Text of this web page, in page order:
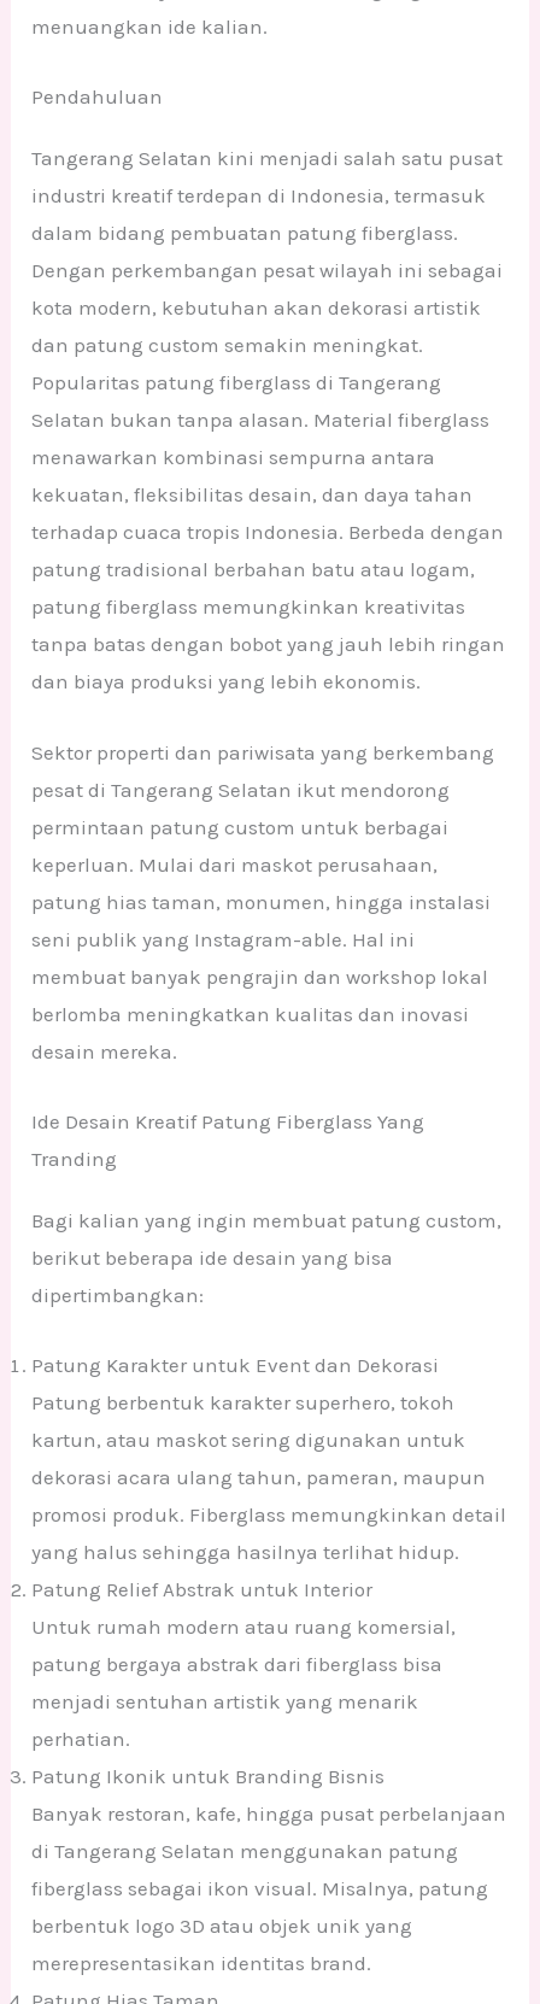
menuangkan ide kalian.
Pendahuluan
Tangerang Selatan kini menjadi salah satu pusat
industri kreatif terdepan di Indonesia, termasuk
dalam bidang pembuatan patung fiberglass.
Dengan perkembangan pesat wilayah ini sebagai
kota modern, kebutuhan akan dekorasi artistik
dan patung custom semakin meningkat.
Popularitas patung fiberglass di Tangerang
Selatan bukan tanpa alasan. Material fiberglass
menawarkan kombinasi sempurna antara
kekuatan, fleksibilitas desain, dan daya tahan
terhadap cuaca tropis Indonesia. Berbeda dengan
patung tradisional berbahan batu atau logam,
patung fiberglass memungkinkan kreativitas
tanpa batas dengan bobot yang jauh lebih ringan
dan biaya produksi yang lebih ekonomis.
Sektor properti dan pariwisata yang berkembang
pesat di Tangerang Selatan ikut mendorong
permintaan patung custom untuk berbagai
keperluan. Mulai dari maskot perusahaan,
patung hias taman, monumen, hingga instalasi
seni publik yang Instagram-able. Hal ini
membuat banyak pengrajin dan workshop lokal
berlomba meningkatkan kualitas dan inovasi
desain mereka.
Ide Desain Kreatif Patung Fiberglass Yang
Tranding
Bagi kalian yang ingin membuat patung custom,
berikut beberapa ide desain yang bisa
dipertimbangkan:
Patung Karakter untuk Event dan Dekorasi
Patung berbentuk karakter superhero, tokoh
kartun, atau maskot sering digunakan untuk
dekorasi acara ulang tahun, pameran, maupun
promosi produk. Fiberglass memungkinkan detail
yang halus sehingga hasilnya terlihat hidup.
Patung Relief Abstrak untuk Interior
Untuk rumah modern atau ruang komersial,
patung bergaya abstrak dari fiberglass bisa
menjadi sentuhan artistik yang menarik
perhatian.
Patung Ikonik untuk Branding Bisnis
Banyak restoran, kafe, hingga pusat perbelanjaan
di Tangerang Selatan menggunakan patung
fiberglass sebagai ikon visual. Misalnya, patung
berbentuk logo 3D atau objek unik yang
merepresentasikan identitas brand.